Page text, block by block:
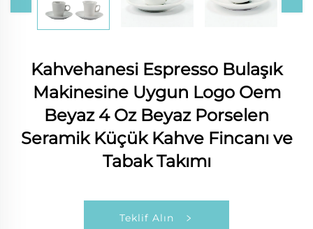
Kahvehanesi Espresso Bulaşık
Makinesine Uygun Logo Oem
Beyaz 4 Oz Beyaz Porselen
Seramik Küçük Kahve Fincanı ve
Tabak Takımı
Teklif Alın